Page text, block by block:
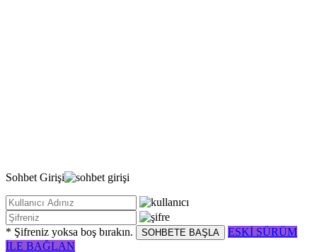
Sohbet Girişi
* Şifreniz yoksa boş bırakın. SOHBETE BAŞLA
ESKİ SÜRÜM
İLE BAĞLAN